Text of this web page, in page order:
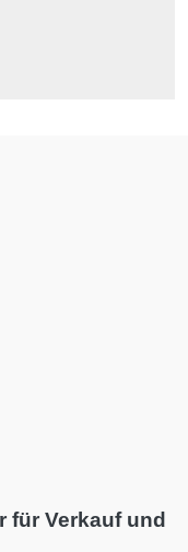
für Verkauf und